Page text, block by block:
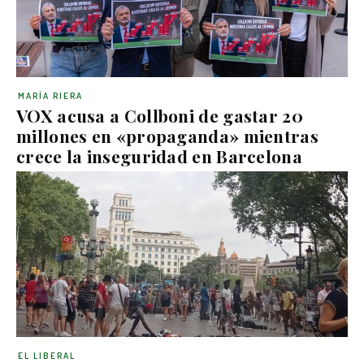
VOX acusa a Collboni de gastar 20
millones en «propaganda» mientras
crece la inseguridad en Barcelona
MARÍA RIERA
EL LIBERAL